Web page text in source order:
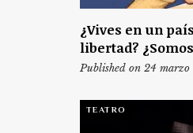
¿Vives en un
libertad?
Published on 24 marzo
TEATRO